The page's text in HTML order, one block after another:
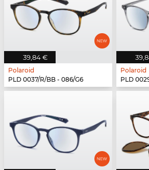
39,84 €
Polaroid
PLD 0037/R/BB - 086/G6
Polaroid
PLD